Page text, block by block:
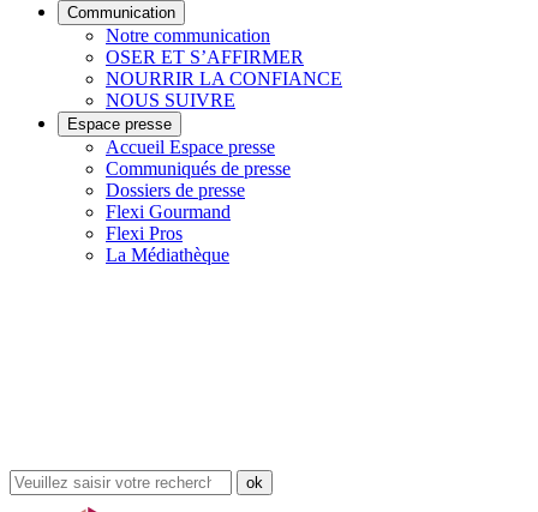
Communication
Notre communication
OSER ET S’AFFIRMER
NOURRIR LA CONFIANCE
NOUS SUIVRE
Espace presse
Accueil Espace presse
Communiqués de presse
Dossiers de presse
Flexi Gourmand
Flexi Pros
La Médiathèque
Rechercher
dans